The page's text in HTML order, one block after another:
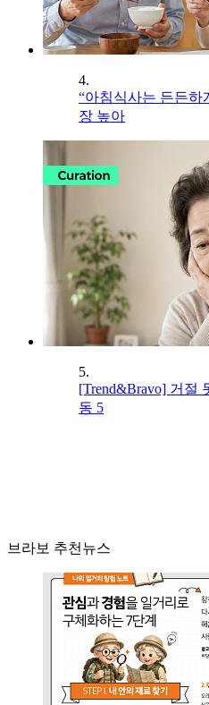
4.
“아침식사는 든든하
장 높아
5.
[Trend&Bravo] 거절
동 5
브라보 추천뉴스